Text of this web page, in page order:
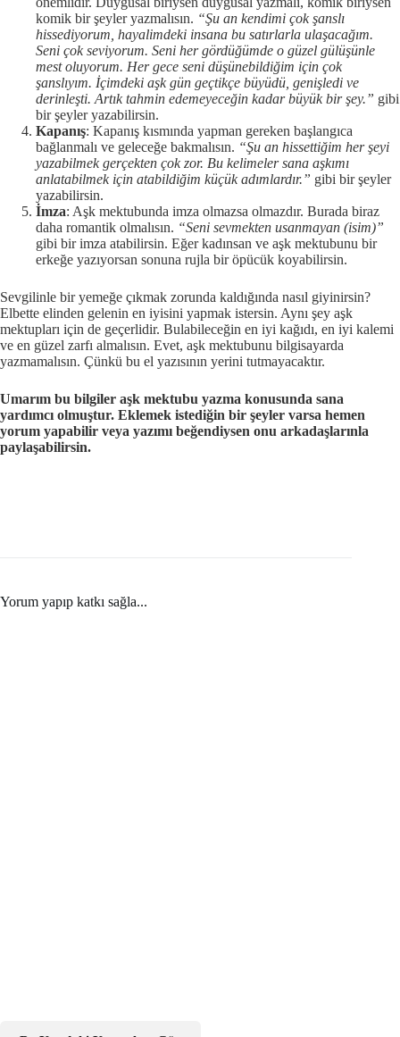
komik bir şeyler yazmalısın. “Şu an kendimi çok şanslı
hissediyorum, hayalimdeki insana bu satırlarla ulaşacağım.
Seni çok seviyorum. Seni her gördüğümde o güzel gülüşünle
mest oluyorum. Her gece seni düşünebildiğim için çok
şanslıyım. İçimdeki aşk gün geçtikçe büyüdü, genişledi ve
derinleşti. Artık tahmin edemeyeceğin kadar büyük bir şey.” gibi
bir şeyler yazabilirsin.
Kapanış: Kapanış kısmında yapman gereken başlangıca
bağlanmalı ve geleceğe bakmalısın. “Şu an hissettiğim her şeyi
yazabilmek gerçekten çok zor. Bu kelimeler sana aşkımı
anlatabilmek için atabildiğim küçük adımlardır.” gibi bir şeyler
yazabilirsin.
İmza: Aşk mektubunda imza olmazsa olmazdır. Burada biraz
daha romantik olmalısın. “Seni sevmekten usanmayan (isim)”
gibi bir imza atabilirsin. Eğer kadınsan ve aşk mektubunu bir
erkeğe yazıyorsan sonuna rujla bir öpücük koyabilirsin.
Sevgilinle bir yemeğe çıkmak zorunda kaldığında nasıl giyinirsin?
Elbette elinden gelenin en iyisini yapmak istersin. Aynı şey aşk
mektupları için de geçerlidir. Bulabileceğin en iyi kağıdı, en iyi kalemi
ve en güzel zarfı almalısın. Evet, aşk mektubunu bilgisayarda
yazmamalısın. Çünkü bu el yazısının yerini tutmayacaktır.
Umarım bu bilgiler aşk mektubu yazma konusunda sana
yardımcı olmuştur. Eklemek istediğin bir şeyler varsa hemen
yorum yapabilir veya yazımı beğendiysen onu arkadaşlarınla
paylaşabilirsin.
Yorum yapıp katkı sağla...